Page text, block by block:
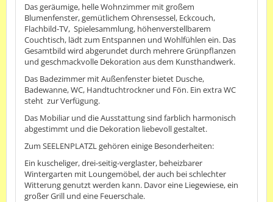
Das geräumige, helle Wohnzimmer mit großem
Blumenfenster, gemütlichem Ohrensessel, Eckcouch,
Flachbild-TV, Spielesammlung, höhenverstellbarem
Couchtisch, lädt zum Entspannen und Wohlfühlen ein. Das
Gesamtbild wird abgerundet durch mehrere Grünpflanzen
und geschmackvolle Dekoration aus dem Kunsthandwerk.
Das Badezimmer mit Außenfenster bietet Dusche,
Badewanne, WC, Handtuchtrockner und Fön. Ein extra WC
steht zur Verfügung.
Das Mobiliar und die Ausstattung sind farblich harmonisch
abgestimmt und die Dekoration liebevoll gestaltet.
Zum SEELENPLATZL gehören einige Besonderheiten:
Ein kuscheliger, drei-seitig-verglaster, beheizbarer
Wintergarten mit Loungemöbel, der auch bei schlechter
Witterung genutzt werden kann. Davor eine Liegewiese, ein
großer Grill und eine Feuerschale.